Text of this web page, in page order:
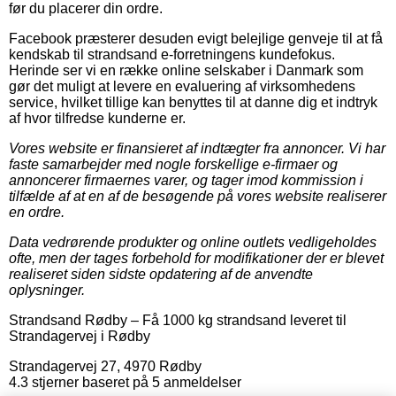
før du placerer din ordre.
Facebook præsterer desuden evigt belejlige genveje til at få
kendskab til strandsand e-forretningens kundefokus.
Herinde ser vi en række online selskaber i Danmark som
gør det muligt at levere en evaluering af virksomhedens
service, hvilket tillige kan benyttes til at danne dig et indtryk
af hvor tilfredse kunderne er.
Vores website er finansieret af indtægter fra annoncer. Vi har
faste samarbejder med nogle forskellige e-firmaer og
annoncerer firmaernes varer, og tager imod kommission i
tilfælde af at en af de besøgende på vores website realiserer
en ordre.
Data vedrørende produkter og online outlets vedligeholdes
ofte, men der tages forbehold for modifikationer der er blevet
realiseret siden sidste opdatering af de anvendte
oplysninger.
Strandsand Rødby – Få 1000 kg strandsand leveret til
Strandagervej i Rødby
Strandagervej 27, 4970 Rødby
4.3 stjerner baseret på 5 anmeldelser